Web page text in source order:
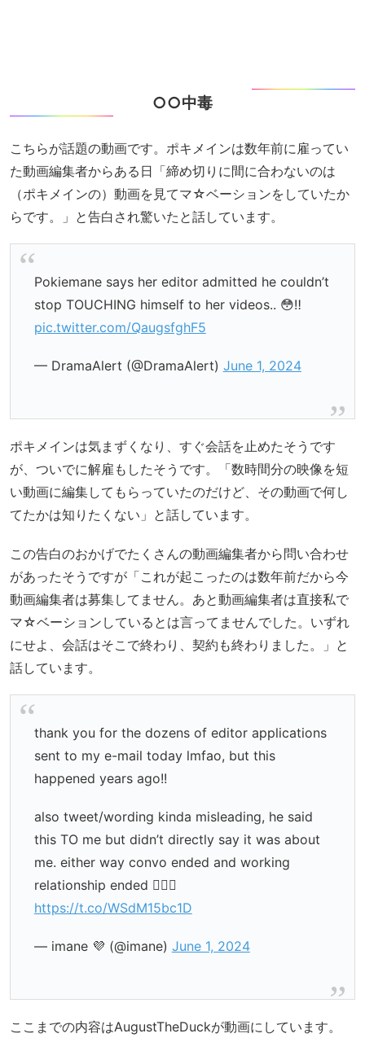
○○中毒
こちらが話題の動画です。ポキメインは数年前に雇ってい
た動画編集者からある日「締め切りに間に合わないのは
（ポキメインの）動画を見てマ☆ベーションをしていたか
らです。」と告白され驚いたと話しています。
Pokiemane says her editor admitted he couldn’t
stop TOUCHING himself to her videos.. 😳‼️
pic.twitter.com/QaugsfghF5
— DramaAlert (@DramaAlert) June 1, 2024
ポキメインは気まずくなり、すぐ会話を止めたそうです
が、ついでに解雇もしたそうです。「数時間分の映像を短
い動画に編集してもらっていたのだけど、その動画で何し
てたかは知りたくない」と話しています。
この告白のおかげでたくさんの動画編集者から問い合わせ
があったそうですが「これが起こったのは数年前だから今
動画編集者は募集してません。あと動画編集者は直接私で
マ☆ベーションしているとは言ってませんでした。いずれ
にせよ、会話はそこで終わり、契約も終わりました。」と
話しています。
thank you for the dozens of editor applications
sent to my e-mail today lmfao, but this
happened years ago!!
also tweet/wording kinda misleading, he said
this TO me but didn’t directly say it was about
me. either way convo ended and working
relationship ended 🙅🏻‍♀️
https://t.co/WSdM15bc1D
— imane 💜 (@imane) June 1, 2024
ここまでの内容はAugustTheDuckが動画にしています。